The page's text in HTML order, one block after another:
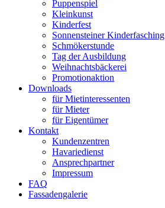
Puppenspiel
Kleinkunst
Kinderfest
Sonnensteiner Kinderfasching
Schmökerstunde
Tag der Ausbildung
Weihnachtsbäckerei
Promotionaktion
Downloads
für Mietinteressenten
für Mieter
für Eigentümer
Kontakt
Kundenzentren
Havariedienst
Ansprechpartner
Impressum
FAQ
Fassadengalerie